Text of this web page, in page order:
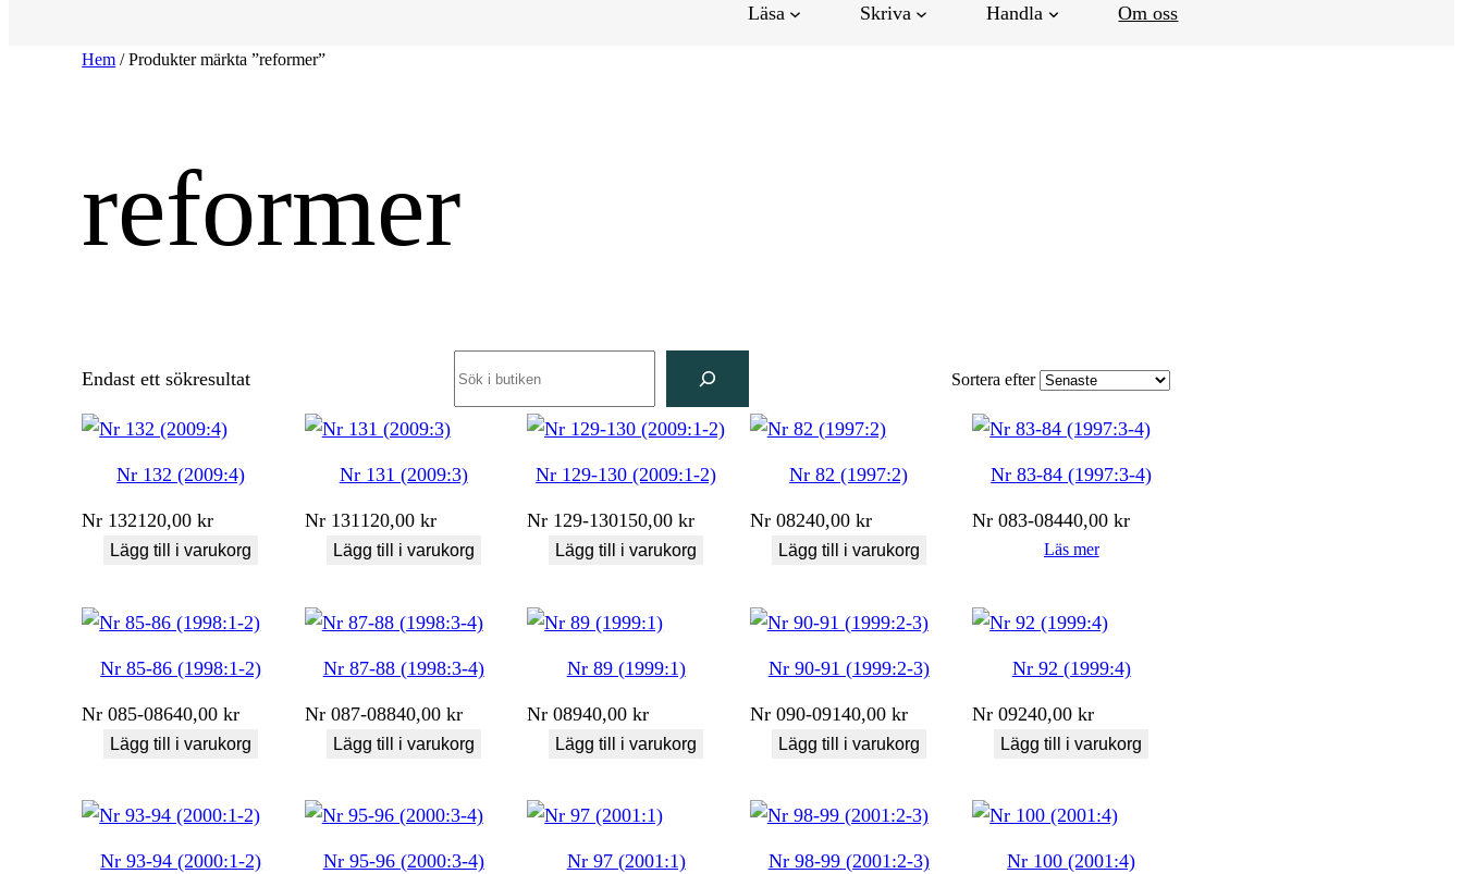
Läsa Skriva Handla Om oss
Hem / Produkter märkta ”reformer”
reformer
Endast ett sökresultat Sortera efter
Nr 132 (2009:4)
Nr 132120,00kr
Lägg till i varukorg
Nr 131 (2009:3)
Nr 131120,00 kr
Lägg till i varukorg
Nr 129-130 (2009:1-2)
Nr 129-130150,00kr
Lägg till i varukorg
Nr 82 (1997:2)
Nr 08240,00 kr
Lägg till i varukorg
Nr 83-84 (1997:3-4)
Nr 083-08440,00kr
Läs mer
Nr 85-86 (1998:1-2)
Nr 085-08640,00kr
Lägg till i varukorg
Nr 87-88 (1998:3-4)
Nr 087-08840,00 kr
Lägg till i varukorg
Nr 89 (1999:1)
Nr 08940,00kr
Lägg till i varukorg
Nr 90-91 (1999:2-3)
Nr 090-09140,00 kr
Lägg till i varukorg
Nr 92 (1999:4)
Nr 09240,00kr
Lägg till i varukorg
Nr 93-94 (2000:1-2) Nr 95-96 (2000:3-4) Nr 97 (2001:1) Nr 98-99 (2001:2-3) Nr 100 (2001:4)